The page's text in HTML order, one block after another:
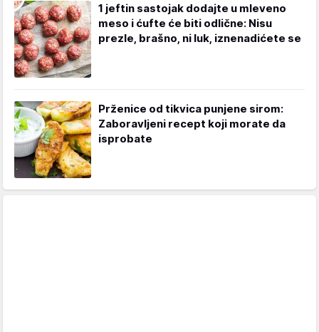
1 jeftin sastojak dodajte u mleveno
meso i ćufte će biti odlične: Nisu
prezle, brašno, ni luk, iznenadićete se
Prženice od tikvica punjene sirom:
Zaboravljeni recept koji morate da
isprobate